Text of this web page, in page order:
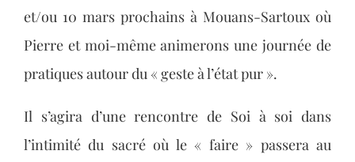
et/ou 10 mars prochains à Mouans-Sartoux où
Pierre et moi-même animerons une journée de
pratiques autour du « geste à l’état pur ».
Il s’agira d’une rencontre de Soi à soi dans
l’intimité du sacré où le « faire » passera au